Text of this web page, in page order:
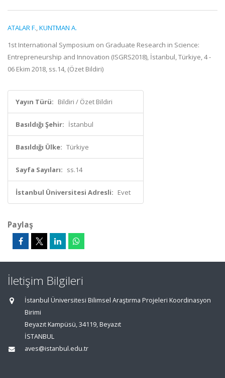
ATALAR F.,KUNTMAN A.
1st International Symposium on Graduate Research in Science:
Entrepreneurship and Innovation (ISGRS2018), İstanbul, Türkiye, 4 -
06 Ekim 2018, ss.14, (Özet Bildiri)
Yayın Türü: Bildiri / Özet Bildiri
Basıldığı Şehir: İstanbul
Basıldığı Ülke: Türkiye
Sayfa Sayıları: ss.14
İstanbul Üniversitesi Adresli: Evet
Paylaş
İletişim Bilgileri
İstanbul Üniversitesi Bilimsel Araştırma Projeleri Koordinasyon
Birimi
Beyazıt Kampüsü, 34119, Beyazıt
İSTANBUL
aves@istanbul.edu.tr